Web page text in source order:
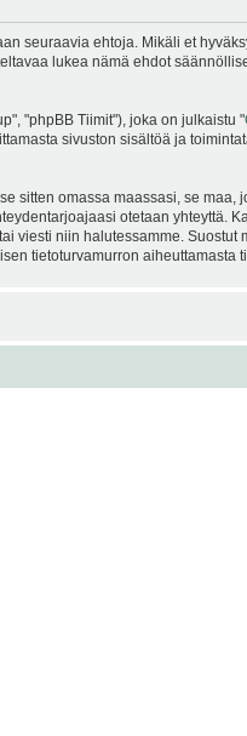
seuraavia ehtoja. Mikäli et
lukea nämä ehdot
"phpBB Tiimit"), joka on julkaistu "
sivuston sisältöä ja
sitten omassa maassasi, se maa,
otetaan yhteyttä.
viesti niin halutessamme.
tietoturvamurron aiheuttamasta